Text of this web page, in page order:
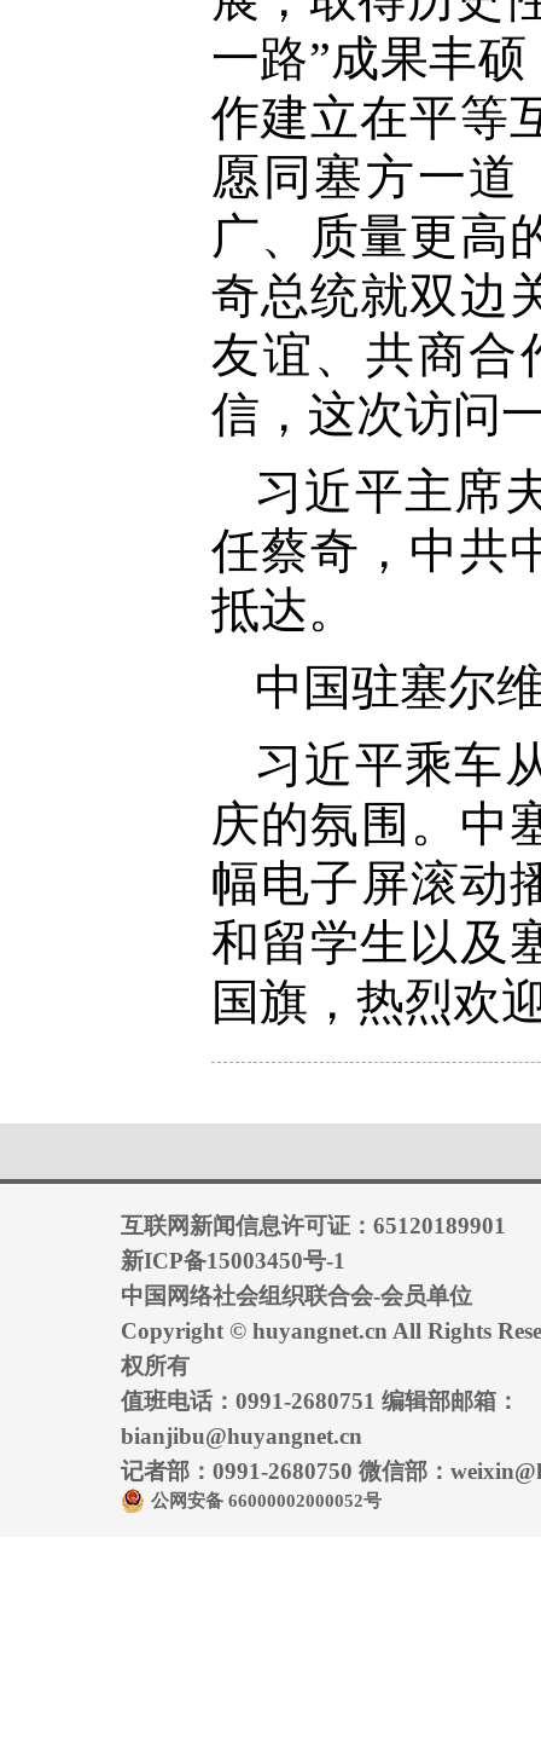
一路”成果丰
作建立在平等
愿同塞方一道
广、质量更高
奇总统就双边
友谊、共商合
信，这次访问
习近平主席
任蔡奇，中共
抵达。
中国驻塞尔
习近平乘车
庆的氛围。中
幅电子屏滚动
和留学生以及
国旗，热烈欢
互联网新闻信息许可证：65120189901
新ICP备15003450号-1
中国网络社会组织联合会-会员单位
Copyright © huyangnet.cn All Rights
权所有
值班电话：0991-2680751 编辑部邮箱：
bianjibu@huyangnet.cn
记者部：0991-2680750 微信部：
公网安备 66000002000052号